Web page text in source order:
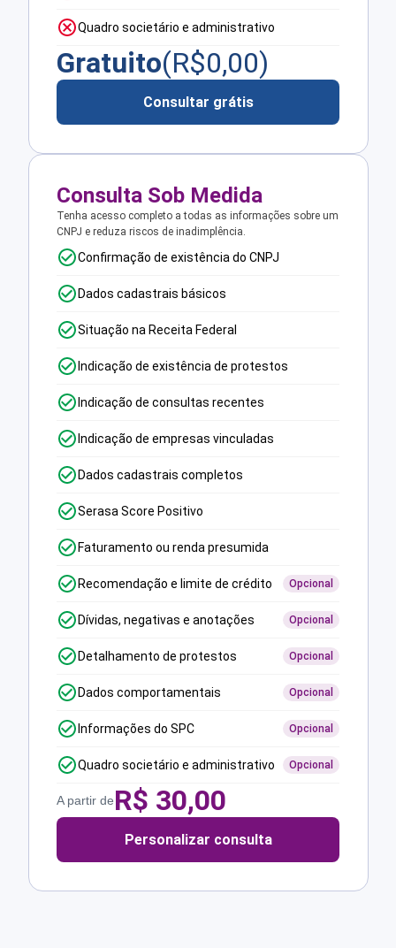
Quadro societário e administrativo
Gratuito(R$0,00)
Consultar grátis
Consulta Sob Medida
Tenha acesso completo a todas as informações sobre um
CNPJ e reduza riscos de inadimplência.
Confirmação de existência do CNPJ
Dados cadastrais básicos
Situação na Receita Federal
Indicação de existência de protestos
Indicação de consultas recentes
Indicação de empresas vinculadas
Dados cadastrais completos
Serasa Score Positivo
Faturamento ou renda presumida
Recomendação e limite de crédito Opcional
Dívidas, negativas e anotações Opcional
Detalhamento de protestos Opcional
Dados comportamentais Opcional
Informações do SPC Opcional
Quadro societário e administrativo Opcional
A partir deR$ 30,00
Personalizar consulta